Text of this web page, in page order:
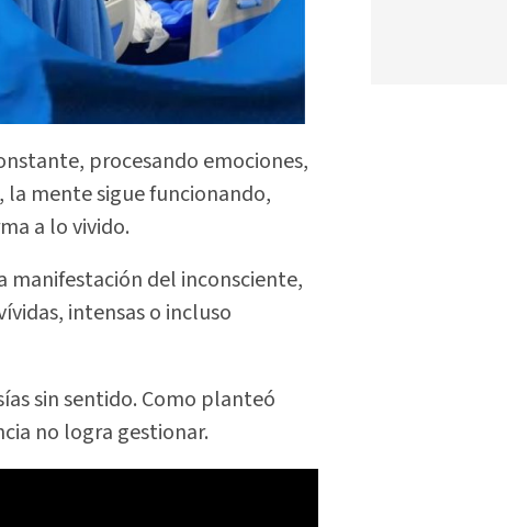
procesando emociones,
la mente sigue funcionando,
a lo vivido.
manifestación del inconsciente,
intensas o incluso
sin sentido. Como planteó
no logra gestionar.